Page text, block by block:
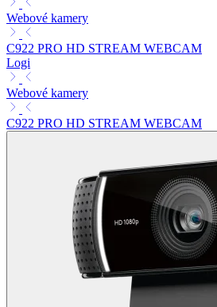
Webové kamery
C922 PRO HD STREAM WEBCAM
Logi
Webové kamery
C922 PRO HD STREAM WEBCAM